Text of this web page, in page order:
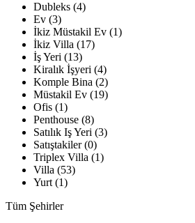
Dubleks (4)
Ev (3)
İkiz Müstakil Ev (1)
İkiz Villa (17)
İş Yeri (13)
Kiralık İşyeri (4)
Komple Bina (2)
Müstakil Ev (19)
Ofis (1)
Penthouse (8)
Satılık Iş Yeri (3)
Satıştakiler (0)
Triplex Villa (1)
Villa (53)
Yurt (1)
Tüm Şehirler